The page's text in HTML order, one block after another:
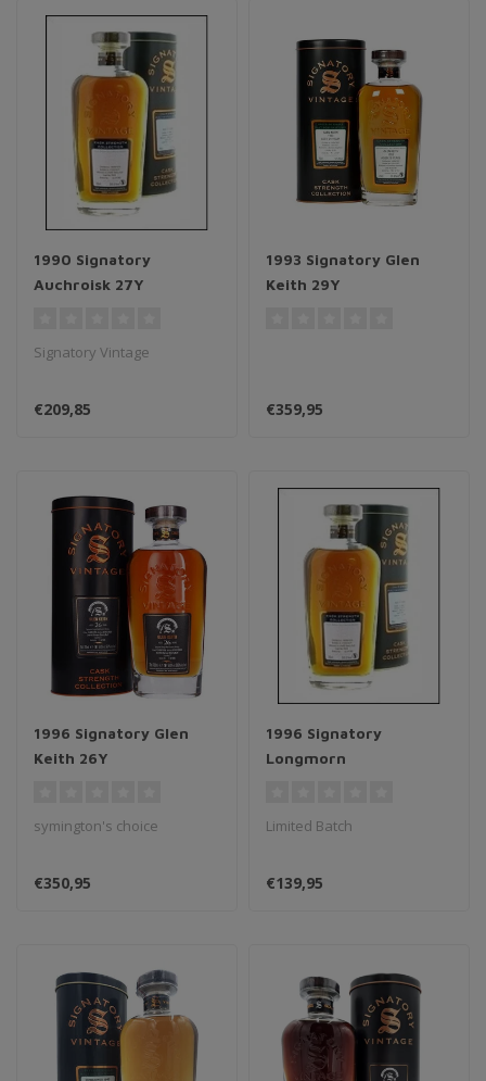
1990 Signatory
Auchroisk 27Y
Signatory Vintage
€209,85
1993 Signatory Glen
Keith 29Y
€359,95
1996 Signatory Glen
Keith 26Y
symington's choice
€350,95
1996 Signatory
Longmorn
Limited Batch
€139,95